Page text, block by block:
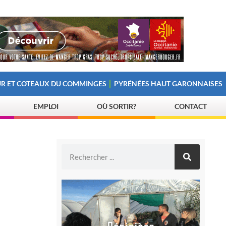
ET COTEAUX DU COMMINGES PYRÉNÉES HAUT GARONNAISES
EMPLOI OÙ SORTIR? CONTACT